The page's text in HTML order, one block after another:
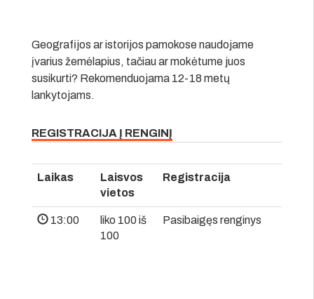
Geografijos ar istorijos pamokose naudojame
įvarius žemėlapius, tačiau ar mokėtume juos
susikurti? Rekomenduojama 12-18 metų
lankytojams.
REGISTRACIJA Į RENGINĮ
Laikas
Laisvos
vietos
Registracija
13:00
liko 100 iš
100
Pasibaigęs renginys